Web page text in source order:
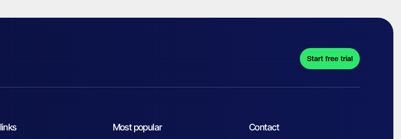
Start free trial
Most popular Contact